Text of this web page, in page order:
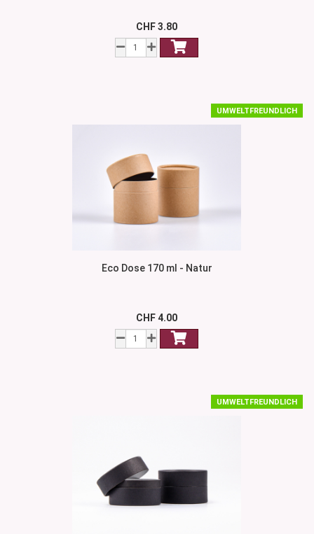
CHF 3.80
UMWELTFREUNDLICH
Eco Dose 170 ml - Natur
CHF 4.00
UMWELTFREUNDLICH